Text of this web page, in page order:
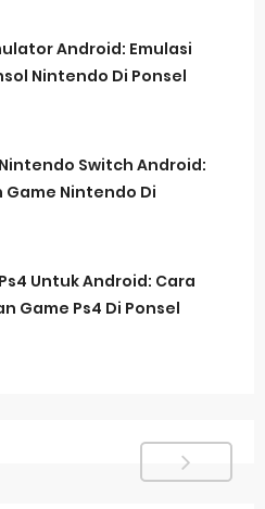
Android: Emulasi
Nintendo Di Ponsel
Switch Android:
Game Nintendo Di
Untuk Android: Cara
Game Ps4 Di Ponsel